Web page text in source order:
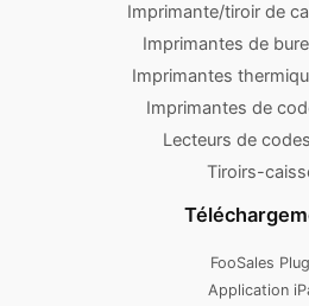
Imprimante/tiroir de
Imprimantes de
Imprimantes
Imprimantes de
Lecteurs de
Tiroirs-
FooSales
Application